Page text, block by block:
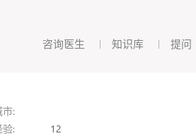
咨询医生 知识库 提问
市:
验:
12